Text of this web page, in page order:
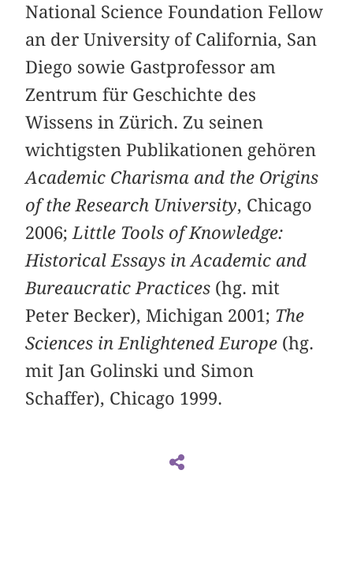
National Science Foundation Fellow
an der University of California, San
Diego sowie Gastprofessor am
Zentrum für Geschichte des
Wissens in Zürich. Zu seinen
wichtigsten Publikationen gehören
Academic Charisma and the Origins
of the Research University, Chicago
2006; Little Tools of Knowledge:
Historical Essays in Academic and
Bureaucratic Practices (hg. mit
Peter Becker), Michigan 2001; The
Sciences in Enlightened Europe (hg.
mit Jan Golinski und Simon
Schaffer), Chicago 1999.